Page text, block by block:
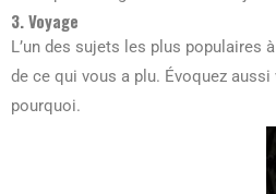
3. Voyage
L’un des sujets les plus populaires
de ce qui vous a plu. Évoquez
pourquoi.